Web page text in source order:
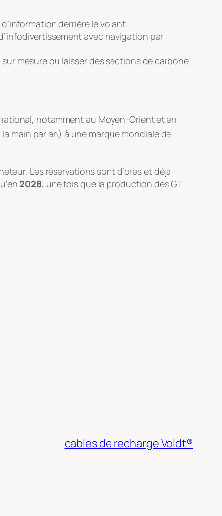
derrière le volant.
avec navigation par
mesure ou laisser des sections de carbone
notamment au Moyen-Orient et en
main par an) à une marque mondiale de
. Les réservations sont d’ores et déjà
2028, une fois que la production des GT
cables de recharge Voldt®